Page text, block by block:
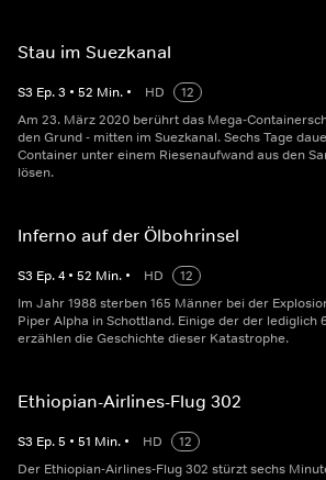
Stau im Suezkanal
S3 Ep.3 • 52 Min. • HD
12
Am 23. März 2020 berührt das Mega-
den Grund - mitten im Suezkanal. Sechs Tage
Container unter einem Riesenaufwand aus den
lösen.
Inferno auf der Ölbohrinsel
S3 Ep.4 • 52 Min. • HD
12
Im Jahr 1988 sterben 165 Männer bei der
Piper Alpha in Schottland. Einige der der lediglich
erzählen die Geschichte dieser Katastrophe.
Ethiopian-Airlines-Flug 302
S3 Ep.5 • 51 Min. • HD
12
Der Ethiopian-Airlines-Flug 302 stürzt sechs